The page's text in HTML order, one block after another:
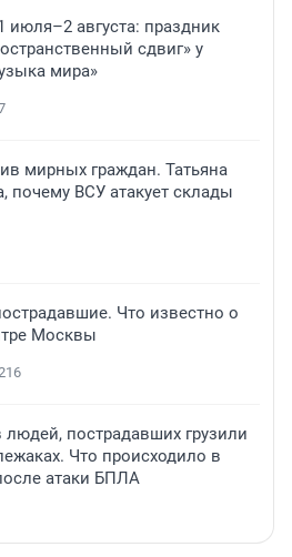
июля–2 августа: праздник
сдвиг» у
мира»
мирных граждан. Татьяна
почему ВСУ атакует склады
Что известно о
Москвы
людей, пострадавших грузили
Что происходило в
атаки БПЛА